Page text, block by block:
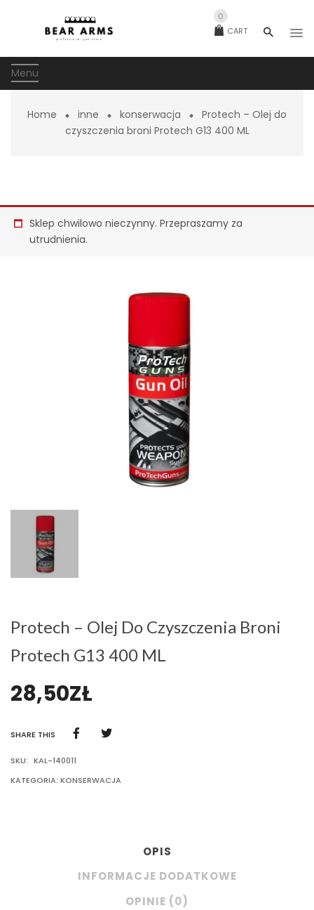
CART
0
Menu
Home inne konserwacja
Protech – Olej do
czyszczenia broni Protech G13 400 ML
Sklep chwilowo nieczynny. Przepraszamy za
utrudnienia.
Protech – Olej Do Czyszczenia Broni
Protech G13 400 ML
28,50ZŁ
SHARE THIS
SKU: KAL-140011
KATEGORIA: KONSERWACJA
OPIS
INFORMACJE DODATKOWE
OPINIE (0)